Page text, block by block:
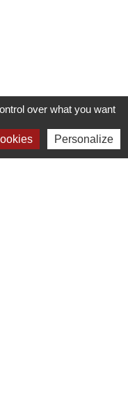
over what you want
Personalize